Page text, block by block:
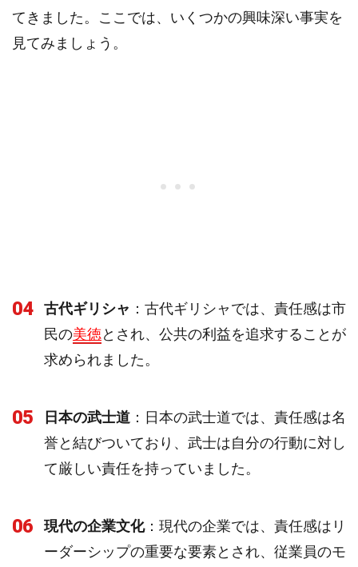
てきました。ここでは、いくつかの興味深い事実を
見てみましょう。
04 古代ギリシャ ：古代ギリシャでは、責任感は市
民の美徳とされ、公共の利益を追求することが
求められました。
05 日本の武士道 ：日本の武士道では、責任感は名
誉と結びついており、武士は自分の行動に対し
て厳しい責任を持っていました。
06 現代の企業文化：現代の企業では、責任感はリ
ーダーシップの重要な要素とされ、従業員のモ